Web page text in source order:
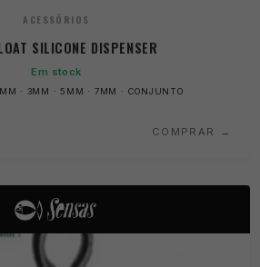
ACESSÓRIOS
SILICONE DISPENSER
Em stock
· 3MM · 5MM · 7MM · CONJUNTO
COMPRAR